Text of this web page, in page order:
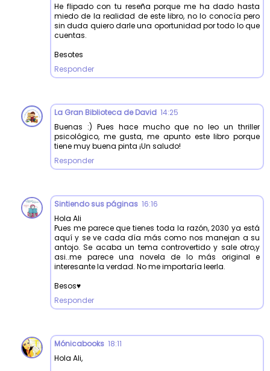
He flipado con tu reseña porque me ha dado hasta
miedo de la realidad de este libro, no lo conocía pero
sin duda quiero darle una oportunidad por todo lo que
cuentas.
Besotes
Responder
La Gran Biblioteca de David 14:25
Buenas :) Pues hace mucho que no leo un thriller
psicológico, me gusta, me apunto este libro porque
tiene muy buena pinta ¡Un saludo!
Responder
Sintiendo sus páginas 16:16
Hola Ali
Pues me parece que tienes toda la razón, 2030 ya está
aquí y se ve cada día más como nos manejan a su
antojo. Se acaba un tema controvertido y sale otro,y
asi..me parece una novela de lo más original e
interesante la verdad. No me importaría leerla.
Besos♥️
Responder
Mónicabooks 18:11
Hola Ali,